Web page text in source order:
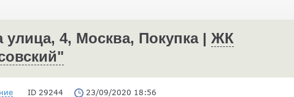
4, Москва, Покупка | ЖК
ID 29244 23/09/2020 18:56